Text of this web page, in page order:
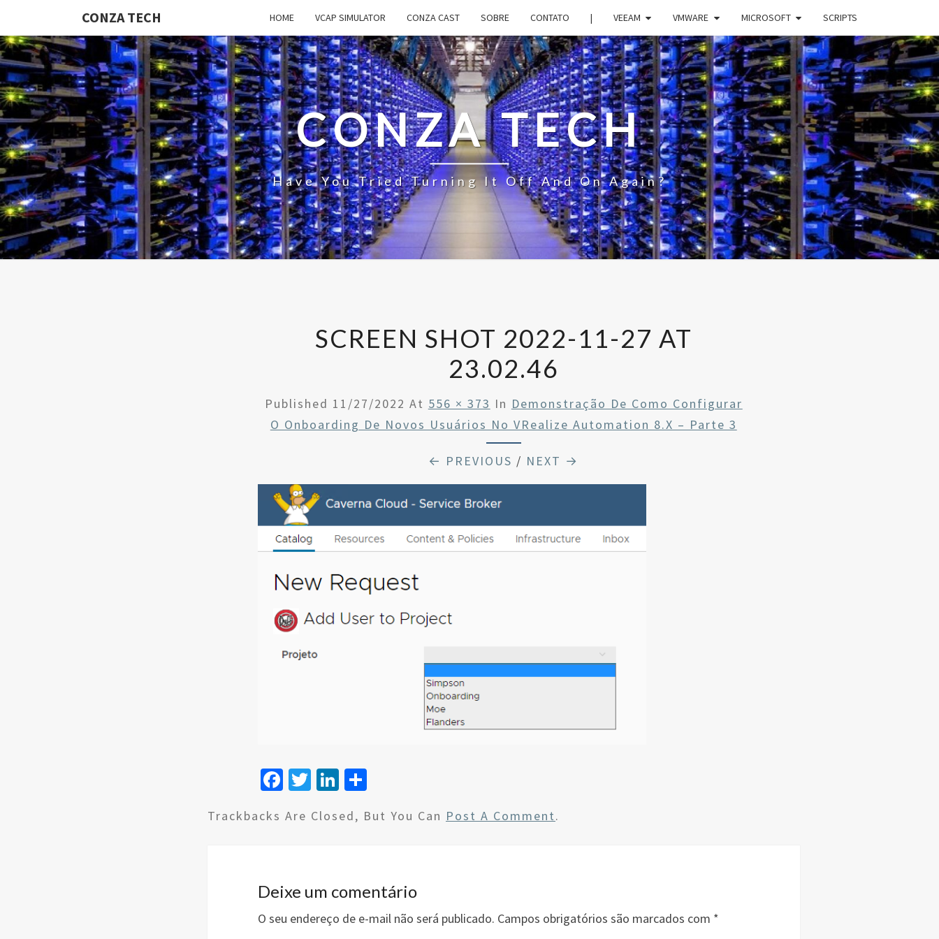
CONZA TECH HOME VCAP SIMULATOR CONZA CAST SOBRE CONTATO | VEEAM VMWARE MICROSOFT SCRIPTS
CONZA TECH
Have You Tried Turning It Off And On Again?
SCREEN SHOT 2022-11-27 AT
23.02.46
Published 11/27/2022 At 556 × 373 In Demonstração De Como Configurar
O Onboarding De Novos Usuários No VRealize Automation 8.x – Parte 3
← PREVIOUS / NEXT →
Fa
b
k
T
tt
Li
ke ar
Trackbacks Are Closed, But You Can Post A Comment.
Deixe um comentário
O seu endereço de e-mail não será publicado. Campos obrigatórios são marcados com *